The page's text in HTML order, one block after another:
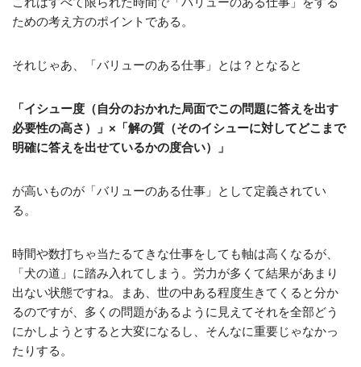
ための考え方のポイントである。
それじゃあ、「バリューのある仕事」とは？となると
「イシュー度（自分のおかれた局面でこの問題に答えを出す
必要性の高さ）」×「解の質（そのイシューに対してどこまで
明確に答えを出せているかの度合い）」
が高いものが「バリューのある仕事」として定義されてい
る。
時間や数打ちゃ当たるてきな仕事をしても軸は高くなるが、
「犬の道」に踏み入れてしまう。労力が多くて結果があまり
出ない状態ですね。まあ、世の中ある程度生きてくると分か
るのですが、多くの問題があるように見えてそれを全部どう
にかしようとすると大変になるし、そんなに重要じゃなかっ
たりする。